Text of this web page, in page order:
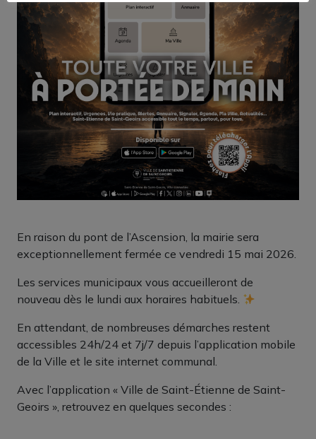
En raison du pont de l’Ascension, la mairie sera
exceptionnellement fermée ce vendredi 15 mai 2026.
Les services municipaux vous accueilleront de
nouveau dès le lundi aux horaires habituels.
En attendant, de nombreuses démarches restent
accessibles 24h/24 et 7j/7 depuis l’application mobile
de la Ville et le site internet communal.
Avec l’application « Ville de Saint-Étienne de Saint-
Geoirs », retrouvez en quelques secondes :